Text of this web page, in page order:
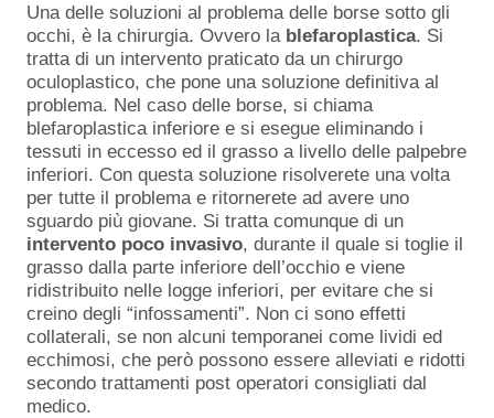
Una delle soluzioni al problema delle borse sotto gli
occhi, è la chirurgia. Ovvero la blefaroplastica. Si
tratta di un intervento praticato da un chirurgo
oculoplastico, che pone una soluzione definitiva al
problema. Nel caso delle borse, si chiama
blefaroplastica inferiore e si esegue eliminando i
tessuti in eccesso ed il grasso a livello delle palpebre
inferiori. Con questa soluzione risolverete una volta
per tutte il problema e ritornerete ad avere uno
sguardo più giovane. Si tratta comunque di un
intervento poco invasivo, durante il quale si toglie il
grasso dalla parte inferiore dell’occhio e viene
ridistribuito nelle logge inferiori, per evitare che si
creino degli “infossamenti”. Non ci sono effetti
collaterali, se non alcuni temporanei come lividi ed
ecchimosi, che però possono essere alleviati e ridotti
secondo trattamenti post operatori consigliati dal
medico.